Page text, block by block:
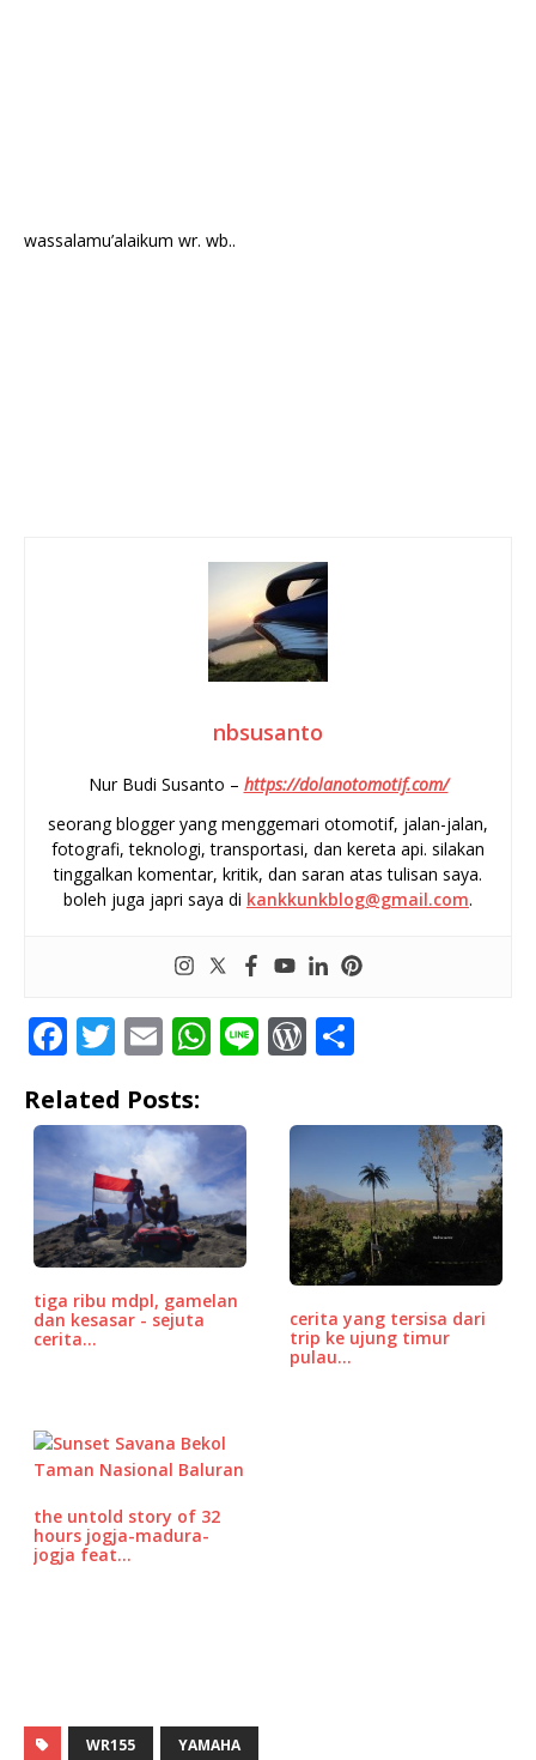
wassalamu’alaikum wr. wb..
nbsusanto
Nur Budi Susanto – https://dolanotomotif.com/
seorang blogger yang menggemari otomotif, jalan-jalan,
fotografi, teknologi, transportasi, dan kereta api. silakan
tinggalkan komentar, kritik, dan saran atas tulisan saya.
boleh juga japri saya di kankkunkblog@gmail.com.
F
c
e
b
o
o
k
T
it
te
r
E
ai
l
W
at
s
A
p
p
Li W
r
d
P
r
e
ss
ar
e
Related Posts:
tiga ribu mdpl, gamelan
dan kesasar - sejuta
cerita…
cerita yang tersisa dari
trip ke ujung timur
pulau…
the untold story of 32
hours jogja-madura-
jogja feat…
WR155 YAMAHA